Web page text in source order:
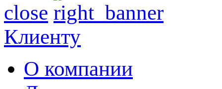
close
Клиенту
О компании